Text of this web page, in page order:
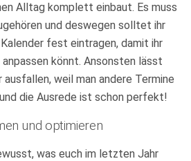
Alltag komplett einbaut. Es muss
und deswegen solltet ihr
fest eintragen, damit ihr
könnt. Ansonsten lässt
weil man andere Termine
die Ausrede ist schon perfekt!
und optimieren
was euch im letzten Jahr